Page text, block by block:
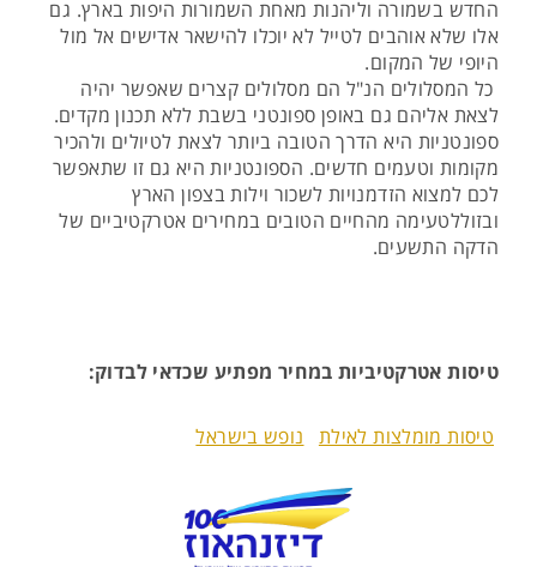
החדש בשמורה וליהנות מאחת השמורות היפות בארץ. גם
אלו שלא אוהבים לטייל לא יוכלו להישאר אדישים אל מול
היופי של המקום.
כל המסלולים הנ"ל הם מסלולים קצרים שאפשר יהיה
לצאת אליהם גם באופן ספונטני בשבת ללא תכנון מקדים.
ספונטניות היא הדרך הטובה ביותר לצאת לטיולים ולהכיר
מקומות וטעמים חדשים. הספונטניות היא גם זו שתאפשר
לכם למצוא הזדמנויות לשכור וילות בצפון הארץ
ובזוללטעימה מהחיים הטובים במחירים אטרקטיביים של
הדקה התשעים.
טיסות אטרקטיביות במחיר מפתיע שכדאי לבדוק:
טיסות מומלצות לאילת נופש בישראל